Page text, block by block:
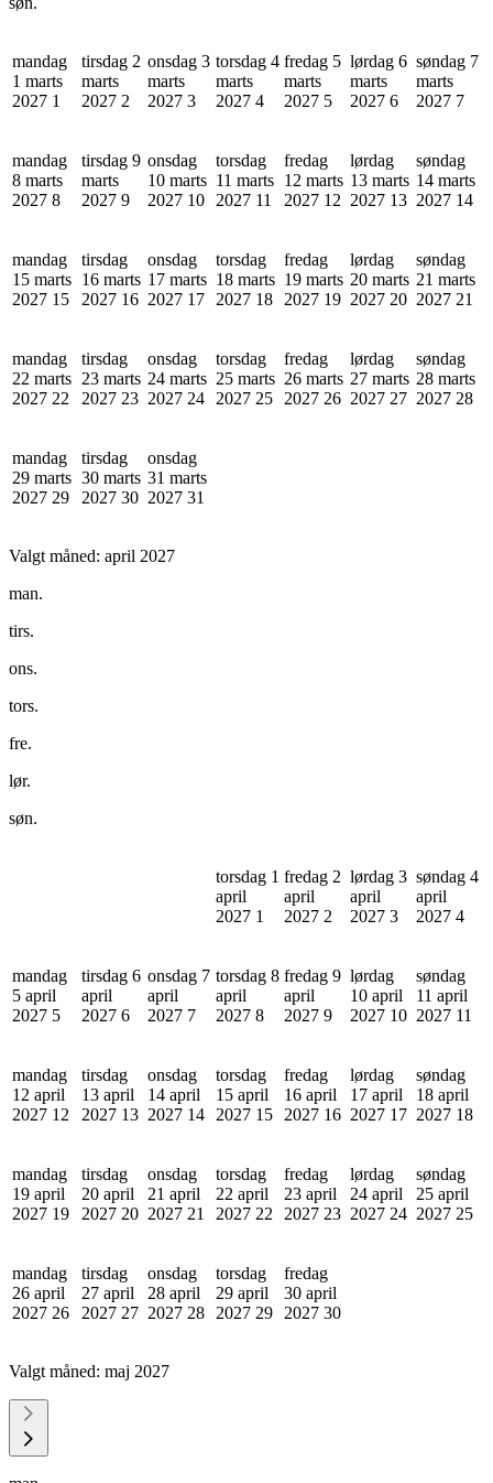
mandag
1 marts
2027 1
tirsdag 2
marts
2027 2
onsdag 3
marts
2027 3
torsdag 4
marts
2027 4
fredag 5
marts
2027 5
lørdag 6
marts
2027 6
søndag 7
marts
2027 7
mandag
8 marts
2027 8
tirsdag 9
marts
2027 9
onsdag
10 marts
2027 10
torsdag
11 marts
2027 11
fredag
12 marts
2027 12
lørdag
13 marts
2027 13
søndag
14 marts
2027 14
mandag
15 marts
2027 15
tirsdag
16 marts
2027 16
onsdag
17 marts
2027 17
torsdag
18 marts
2027 18
fredag
19 marts
2027 19
lørdag
20 marts
2027 20
søndag
21 marts
2027 21
mandag
22 marts
2027 22
tirsdag
23 marts
2027 23
onsdag
24 marts
2027 24
torsdag
25 marts
2027 25
fredag
26 marts
2027 26
lørdag
27 marts
2027 27
søndag
28 marts
2027 28
mandag
29 marts
2027 29
tirsdag
30 marts
2027 30
onsdag
31 marts
2027 31
Valgt måned: april 2027
man.
tirs.
ons.
tors.
fre.
lør.
søn.
torsdag 1
april
2027 1
fredag 2
april
2027 2
lørdag 3
april
2027 3
søndag 4
april
2027 4
mandag
5 april
2027 5
tirsdag 6
april
2027 6
onsdag 7
april
2027 7
torsdag 8
april
2027 8
fredag 9
april
2027 9
lørdag
10 april
2027 10
søndag
11 april
2027 11
mandag
12 april
2027 12
tirsdag
13 april
2027 13
onsdag
14 april
2027 14
torsdag
15 april
2027 15
fredag
16 april
2027 16
lørdag
17 april
2027 17
søndag
18 april
2027 18
mandag
19 april
2027 19
tirsdag
20 april
2027 20
onsdag
21 april
2027 21
torsdag
22 april
2027 22
fredag
23 april
2027 23
lørdag
24 april
2027 24
søndag
25 april
2027 25
mandag
26 april
2027 26
tirsdag
27 april
2027 27
onsdag
28 april
2027 28
torsdag
29 april
2027 29
fredag
30 april
2027 30
Valgt måned: maj 2027